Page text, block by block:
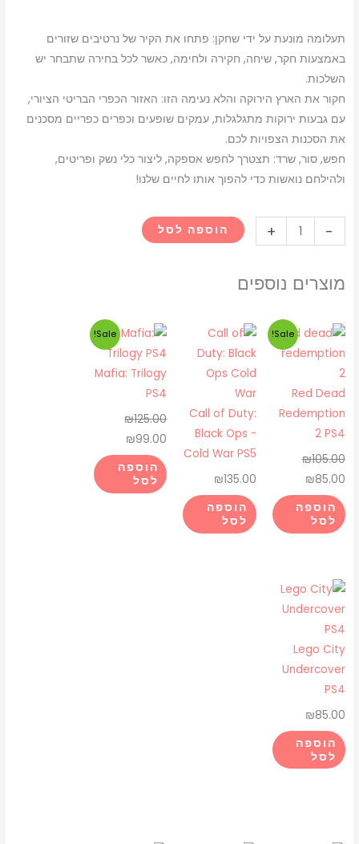
תעלומה מונעת על ידי שחקן: פתחו את הקיר של נרטיבים שזורים
באמצעות חקר, שיחה, חקירה ולחימה, כאשר לכל בחירה שתבחר יש
השלכות.
חקור את הארץ הירוקה והלא נעימה הזו: האזור הכפרי הבריטי הציורי,
עם גבעות ירוקות מתגלגלות, עמקים שופעים וכפרים כפריים מסכנים
את הסכנות הצפויות לכם.
חפש, סור, שרד: תצטרך לחפש אספקה, ליצור כלי נשק ופריטים,
ולהילחם נואשות כדי להפוך אותו לחיים שלנו!
-
של
(PS5)
+ הוספה לסל
מוצרים נוספים
Red Dead
Redemption
2 PS4
Sale!
₪105.00
המחיר
המקורי
היה:
₪105.00.
₪85.00
המחיר
הנוכחי
₪85.00.
הוספה
לסל
Call of Duty:
Black Ops -
Cold War PS5
₪135.00
הוספה
לסל
Mafia: Trilogy
PS4
Sale!
₪125.00
המחיר
המקורי
היה:
₪125.00.
₪99.00
המחיר
הנוכחי
הוא:
הוספה
לסל
Lego City
Undercover
PS4
₪85.00
הוספה
לסל